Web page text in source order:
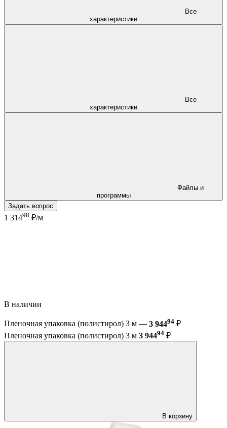
характеристики
характеристики
программы
Задать вопрос
1 31498 ₽/м
В наличии
Пленочная упаковка (полистирол) 3 м — 3 94494 ₽
Пленочная упаковка (полистирол) 3 м 3 94494 ₽
В корзину